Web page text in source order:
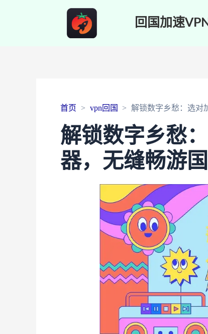
回国加速VPN
首页 vpn回国 解锁数字乡愁：选对
解锁数字乡愁
器，无缝畅游